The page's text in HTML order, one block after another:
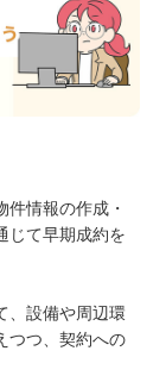
情報の作成・
じて早期成約を
、設備や周辺環
つつ、契約への